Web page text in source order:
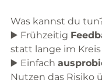
Was kannst du
▶️ Frühzeitig
statt lange im
▶️ Einfach
Nutzen das Risiko